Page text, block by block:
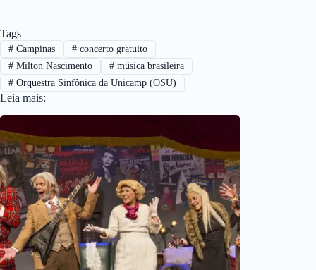
Tags
#Campinas #concerto gratuito
#Milton Nascimento #música brasileira
#Orquestra Sinfônica da Unicamp (OSU)
Leia mais: